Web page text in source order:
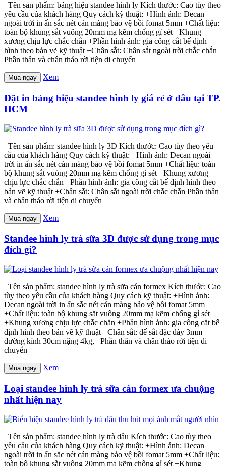
Tên sản phẩm: bảng hiệu standee hình ly Kích thước: Cao tùy theo
yêu cầu của khách hàng Quy cách kỹ thuật: +Hình ảnh: Decan
ngoài trời in ấn sắc nét cán màng bảo vệ bồi fomat 5mm +Chất liệu:
toàn bộ khung sắt vuông 20mm mạ kẽm chống gỉ sét +Khung
xương chịu lực chắc chắn +Phần hình ảnh: gia công cắt bế định
hình theo bản vẽ kỹ thuật +Chân sắt: Chân sắt ngoài trời chắc chắn
Phần thân và chân tháo rời tiện di chuyển
Mua ngay Xem
Đặt in bảng hiệu standee hình ly giá rẻ ở đâu tại TP.
HCM
Tên sản phẩm: standee hình ly 3D Kích thước: Cao tùy theo yêu
cầu của khách hàng Quy cách kỹ thuật: +Hình ảnh: Decan ngoài
trời in ấn sắc nét cán màng bảo vệ bồi fomat 5mm +Chất liệu: toàn
bộ khung sắt vuông 20mm mạ kẽm chống gỉ sét +Khung xương
chịu lực chắc chắn +Phần hình ảnh: gia công cắt bế định hình theo
bản vẽ kỹ thuật +Chân sắt: Chân sắt ngoài trời chắc chắn Phần thân
và chân tháo rời tiện di chuyển
Mua ngay Xem
Standee hình ly trà sữa 3D được sử dụng trong mục
đích gì?
Tên sản phẩm: standee hình ly trà sữa cán formex Kích thước: Cao
tùy theo yêu cầu của khách hàng Quy cách kỹ thuật: +Hình ảnh:
Decan ngoài trời in ấn sắc nét cán màng bảo vệ bồi fomat 5mm
+Chất liệu: toàn bộ khung sắt vuông 20mm mạ kẽm chống gỉ sét
+Khung xương chịu lực chắc chắn +Phần hình ảnh: gia công cắt bế
định hình theo bản vẽ kỹ thuật +Chân sắt: đế sắt đặc dày 3mm
đường kính 30cm nặng 4kg, Phần thân và chân tháo rời tiện di
chuyển
Mua ngay Xem
Loại standee hình ly trà sữa cán formex ưa chuộng
nhất hiện nay
Tên sản phẩm: standee hình ly trà dâu Kích thước: Cao tùy theo
yêu cầu của khách hàng Quy cách kỹ thuật: +Hình ảnh: Decan
ngoài trời in ấn sắc nét cán màng bảo vệ bồi fomat 5mm +Chất liệu:
toàn bộ khung sắt vuông 20mm mạ kẽm chống gỉ sét +Khung